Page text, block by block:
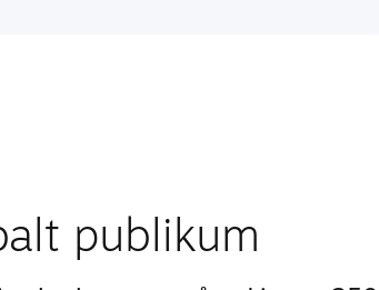
publikum